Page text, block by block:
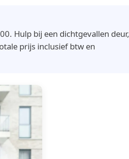
Hulp bij een dichtgevallen deur,
prijs inclusief btw en